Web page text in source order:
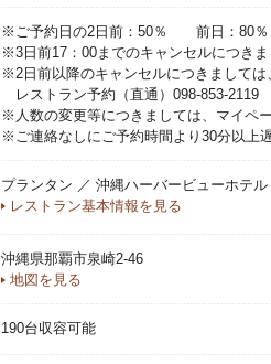
※ご予約日の2日前：50％ 前日：80
※3日前17：00までのキャンセルにつき
※2日前以降のキャンセルにつきましては
レストラン予約（直通）098-853-2119
※人数の変更等につきましては、マイペ
※ご連絡なしにご予約時間より30分以上
プランタン ／ 沖縄ハーバービューホテル
レストラン基本情報を見る
沖縄県那覇市泉崎2-46
地図を見る
190台収容可能